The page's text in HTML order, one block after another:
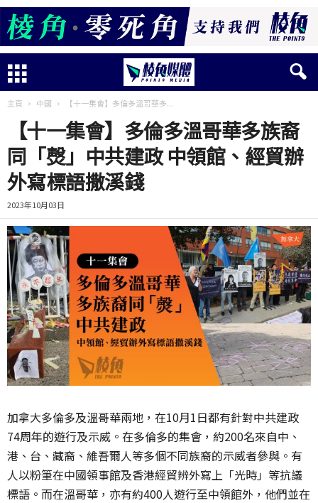
主頁 中國 【十一集會】多倫多溫哥華多...
【十一集會】多倫多溫哥華多族裔
同「㷫」中共建政 中領館、經貿辦
外寫標語撒溪錢
2023年10月03日
加拿大多倫多及溫哥華兩地，在10月1日都有針對中共建政
74周年的遊行及示威。在多倫多的集會，約200名來自中、
港、台、藏裔、維吾爾人等多個不同族裔的示威者參與。有
人以粉筆在中國領事館及香港經貿辨外寫上「光時」等抗議
標語。而在溫哥華，亦有約400人遊行至中領館外，他們並在